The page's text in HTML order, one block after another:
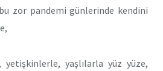
zor pandemi günlerinde kendini
yetişkinlerle, yaşlılarla yüz yüze,